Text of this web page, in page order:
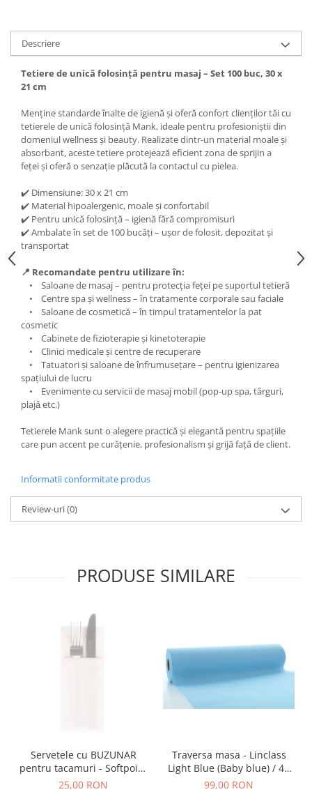
Descriere
Tetiere de unică folosință pentru masaj – Set 100 buc, 30 x
21 cm
Menține standarde înalte de igienă și oferă confort clienților tăi cu
tetierele de unică folosință Mank, ideale pentru profesioniștii din
domeniul wellness și beauty. Realizate dintr-un material moale și
absorbant, aceste tetiere protejează eficient zona de sprijin a
feței și oferă o senzație plăcută la contactul cu pielea.
✔️ Dimensiune: 30 x 21 cm
✔️ Material hipoalergenic, moale și confortabil
✔️ Pentru unică folosință – igienă fără compromisuri
✔️ Ambalate în set de 100 bucăți – ușor de folosit, depozitat și
transportat
📍 Recomandate pentru utilizare în:
• Saloane de masaj – pentru protecția feței pe suportul tetieră
• Centre spa și wellness – în tratamente corporale sau faciale
• Saloane de cosmetică – în timpul tratamentelor la pat
cosmetic
• Cabinete de fizioterapie și kinetoterapie
• Clinici medicale și centre de recuperare
• Tatuatori și saloane de înfrumusețare – pentru igienizarea
spațiului de lucru
• Evenimente cu servicii de masaj mobil (pop-up spa, târguri,
plajǎ etc.)
Tetierele Mank sunt o alegere practică și elegantă pentru spațiile
care pun accent pe curățenie, profesionalism și grijă față de client.
Informatii conformitate produs
Review-uri(0)
PRODUSE SIMILARE
Servetele cu BUZUNAR
pentru tacamuri - Softpoint
(Alb) / 33 x 40 cm / 50 buc
25,00 RON
Traversa masa - Linclass
Light Blue (Baby blue) / 40
cm x 24 m / 1 rola
99,00 RON